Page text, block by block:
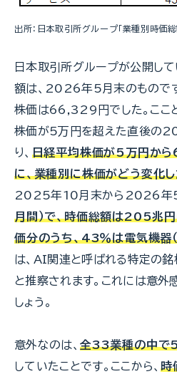
出所：日本取引所グループ「業種別時価
日本取引所グループが公開し
額は、2026年5月末のもので
株価は66,329円でした。ここ
株価が5万円を超えた直後の
り、 日経平均株価が5万円か
に、業種別に株価がどう変化
2025年10月末から2026年5
月間）で、時価総額は205兆
価分のうち、43％は電気機器
は、AI関連と呼ばれる特定の
と推察されます。これには意外
しょう。
意外なのは、 全33業種の中で
していたことです。ここから、時